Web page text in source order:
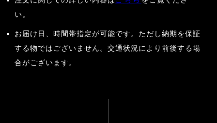
い。
お届け日、時間帯指定が可能です。ただし納期を保証
する物ではございません。交通状況により前後する場
合がございます。